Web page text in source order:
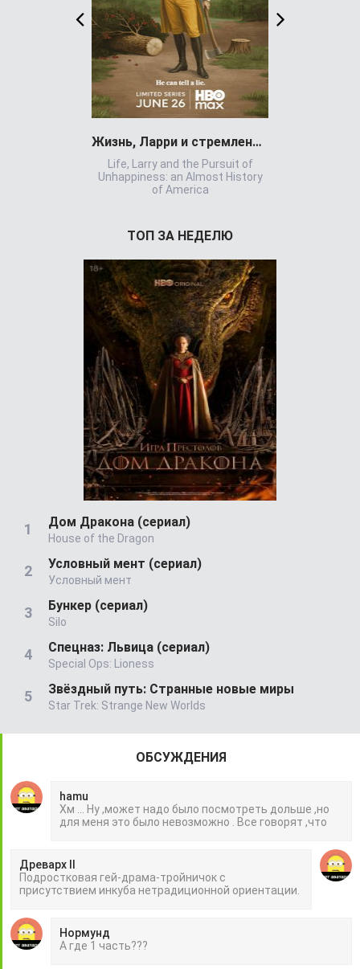
Жизнь, Ларри и стремление к несчастью:
Life, Larry and the Pursuit of
Unhappiness: an Almost History
of America
ТОП ЗА НЕДЕЛЮ
Дом Дракона (сериал)
House of the Dragon
Условный мент (сериал)
Условный мент
Бункер (сериал)
Silo
Спецназ: Львица (сериал)
Special Ops: Lioness
Звёздный путь: Странные новые миры
Star Trek: Strange New Worlds
ОБСУЖДЕНИЯ
hamu
Хм ... Ну ,может надо было посмотреть дольше ,но
для меня это было невозможно . Все говорят ,что
Древарх II
Подростковая гей-драма-тройничок с
присутствием инкуба нетрадиционной ориентации.
Нормунд
А где 1 часть???